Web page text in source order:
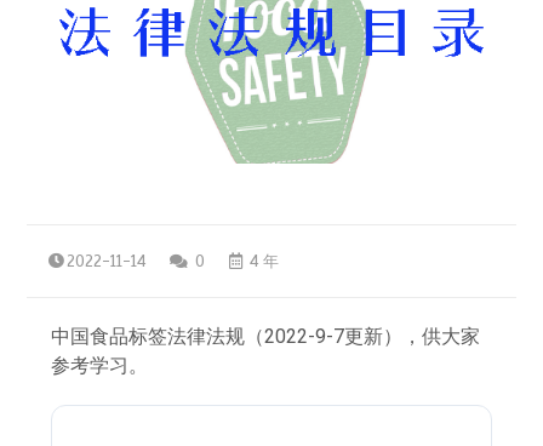
2022-11-14 0 4 年
中国食品标签法律法规（2022-9-7更新），供大家
参考学习。